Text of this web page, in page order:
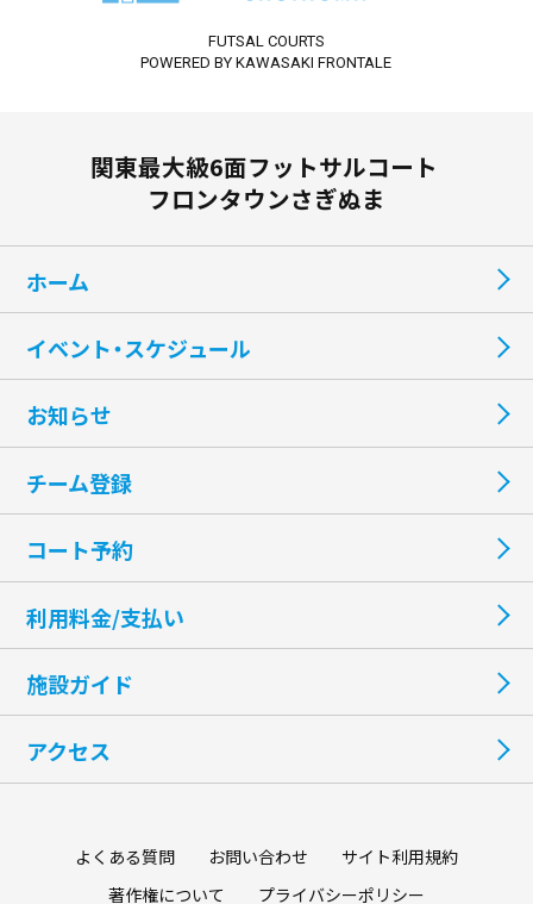
FUTSAL COURTS
POWERED BY KAWASAKI FRONTALE
関東最大級6面フットサルコート
フロンタウンさぎぬま
ホーム
よくある質問 お問い合わせ
サイト利用規約
著作権について
プライバシーポリシー
イベント・スケジュール
お知らせ
チーム登録
コート予約
利用料金/支払い
施設ガイド
アクセス